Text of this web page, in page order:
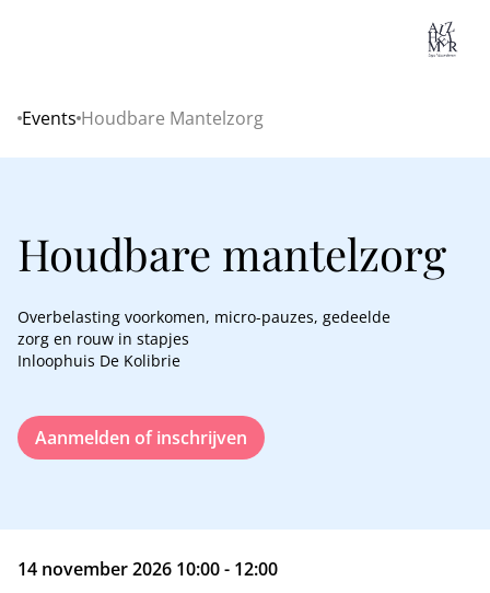
Home
Events Houdbare Mantelzorg
Houdbare mantelzorg
Overbelasting voorkomen, micro-pauzes, gedeelde
zorg en rouw in stapjes
Inloophuis De Kolibrie
Aanmelden of inschrijven
14 november 2026 10:00 - 12:00